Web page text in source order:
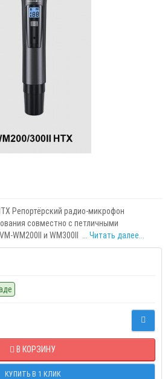
Репортёрский радио-микрофон
совместно с петличными
WM200II и WM300II ... Читать далее...
В КОРЗИНУ
КУПИТЬ В 1 КЛИК